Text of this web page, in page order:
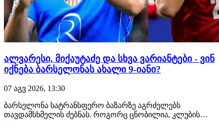
ალვარესი, მიქაუტაძე და სხვა ვარიანტები - ვინ
იქნება ბარსელონას ახალი 9-იანი?
07 აგვ 2026, 13:30
ბარსელონა სატრანსფერო ბაზარზე აგრძელებს
თავდამსხმელის ძებნას. როგორც ცნობილია, კლუბის